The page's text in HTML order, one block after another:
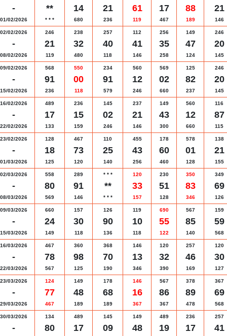
-
01/02/2026
**
* * *
14
680
21
236
61
119
17
467
88
189
21
146
02/02/2026
-
08/02/2026
246
21
119
238
32
480
257
40
118
112
41
146
256
35
258
149
47
124
246
20
145
09/02/2026
-
15/02/2026
568
91
236
550
00
118
234
91
579
560
12
246
569
02
660
125
82
237
246
20
145
16/02/2026
-
22/02/2026
489
17
133
236
15
159
145
02
246
237
21
146
149
43
300
560
12
660
116
87
115
23/02/2026
-
01/03/2026
128
18
125
467
73
120
110
25
140
455
43
256
178
60
460
578
01
128
138
21
155
02/03/2026
-
08/03/2026
558
80
569
289
91
146
* * *
**
* * *
120
33
157
230
51
128
350
83
346
349
69
126
09/03/2026
-
15/03/2026
660
24
149
157
30
118
126
90
136
119
10
118
690
55
122
567
85
140
159
59
568
16/03/2026
-
22/03/2026
467
78
567
360
98
125
368
70
190
146
13
346
120
32
390
257
46
169
120
30
127
23/03/2026
-
29/03/2026
124
77
467
149
48
189
178
68
189
146
16
367
567
86
367
378
89
478
367
69
568
30/03/2026
-
134
80
489
17
145
09
149
48
489
19
236
17
257
41